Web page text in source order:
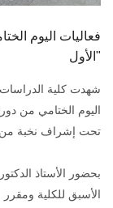
فعاليات اليوم
الأول"
شهدت كلية الدراسات
اليوم الختامي من
تحت إشراف نخبة من
بحضور الأستاذ
الأسبق للكلية ومقرر